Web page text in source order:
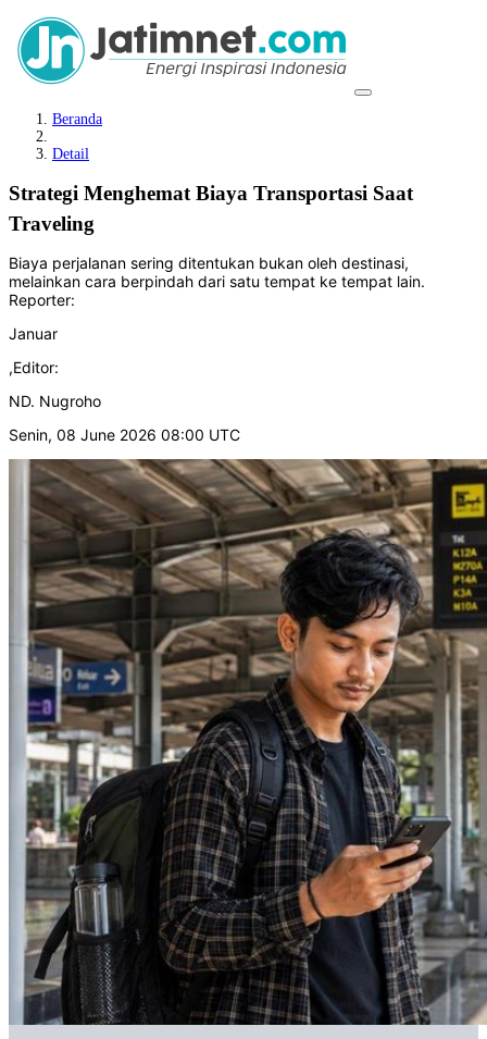
Beranda
Detail
Strategi Menghemat Biaya Transportasi Saat
Traveling
Biaya perjalanan sering ditentukan bukan oleh destinasi,
melainkan cara berpindah dari satu tempat ke tempat lain.
Reporter:
Januar
,Editor:
ND. Nugroho
Senin, 08 June 2026 08:00 UTC